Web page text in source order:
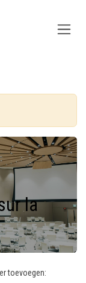
la
toevoegen: